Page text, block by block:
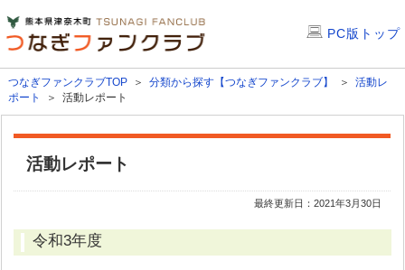
PC版トップ
つなぎファンクラブTOP ＞分類から探す【つなぎファンクラブ】 ＞活動レ
ポート
＞ 活動レポート
活動レポート
最終更新日：2021年3月30日
令和3年度